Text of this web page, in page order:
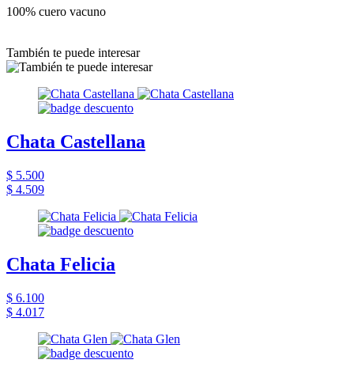
100% cuero vacuno
También te puede interesar
Chata Castellana
$ 5.500
$ 4.509
Chata Felicia
$ 6.100
$ 4.017